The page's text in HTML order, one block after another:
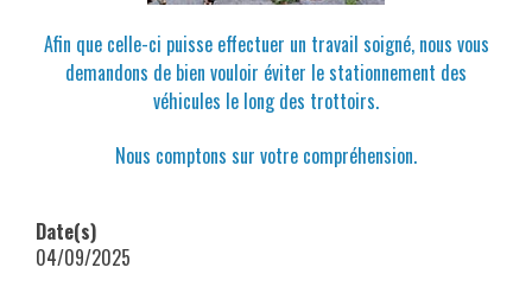
Afin que celle-ci puisse effectuer un travail soigné, nous vous
demandons de bien vouloir éviter le stationnement des
véhicules le long des trottoirs.
Nous comptons sur votre compréhension.
Date(s)
04/09/2025